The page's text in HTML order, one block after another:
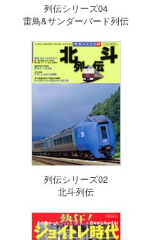
列伝シリーズ04
雷鳥&サンダーバード列伝
列伝シリーズ02
北斗列伝